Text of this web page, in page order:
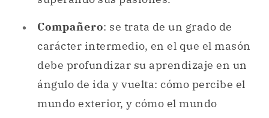
Compañero: se trata de un grado de
carácter intermedio, en el que el masón
debe profundizar su aprendizaje en un
ángulo de ida y vuelta: cómo percibe el
mundo exterior, y cómo el mundo